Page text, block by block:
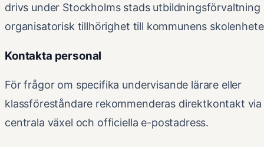
drivs under Stockholms stads utbildningsförvaltning
organisatorisk tillhörighet till kommunens
Kontakta personal
För frågor om specifika undervisande lärare eller
klassföreståndare rekommenderas direktkontakt via
centrala växel och officiella e-postadress.